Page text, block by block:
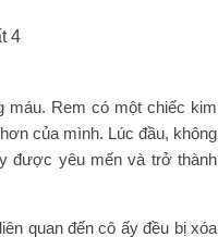
máu. Rem có một chiếc kim
của mình. Lúc đầu, không
được yêu mến và trở thành
quan đến cô ấy đều bị xóa